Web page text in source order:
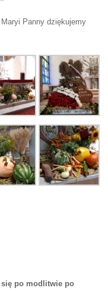
Panny dziękujemy
się po modlitwie po